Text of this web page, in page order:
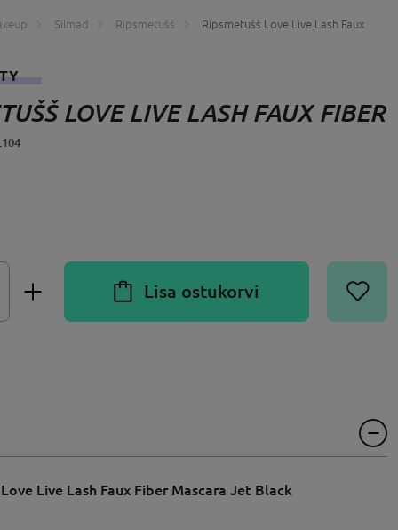
Silmad Ripsmetušš
Ripsmetušš Love Live Lash Faux
LOVE LIVE LASH FAUX FIBER
Lisa ostukorvi
Live Lash Faux Fiber Mascara Jet Black